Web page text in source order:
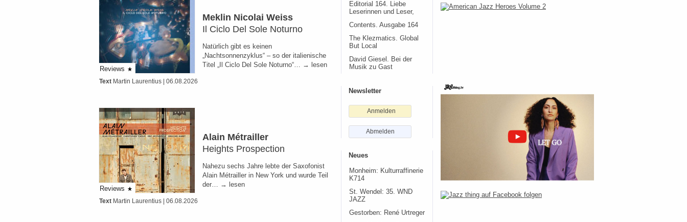
Reviews
Meklin Nicolai Weiss
Il Ciclo Del Sole Noturno
Natürlich gibt es keinen
„Nachtsonnenzyklus“ – so der italienische
Titel „Il Ciclo Del Sole Noturno“… → lesen
Text Martin Laurentius | 06.08.2026
Reviews
Alain Métrailler
Heights Prospection
Nahezu sechs Jahre lebte der Saxofonist
Alain Métrailler in New York und wurde Teil
der… → lesen
Text Martin Laurentius | 06.08.2026
Editorial 164. Liebe
Leserinnen und Leser,
Contents. Ausgabe 164
The Klezmatics. Global
But Local
David Giesel. Bei der
Musik zu Gast
Newsletter
Anmelden
Abmelden
Neues
Monheim: Kulturraffinerie
K714
St. Wendel: 35. WND
JAZZ
Gestorben: René Urtreger